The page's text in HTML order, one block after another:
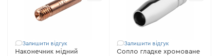
Залишити відгук
Наконечник мідний
Залишити відгук
Сопло гладке хромоване